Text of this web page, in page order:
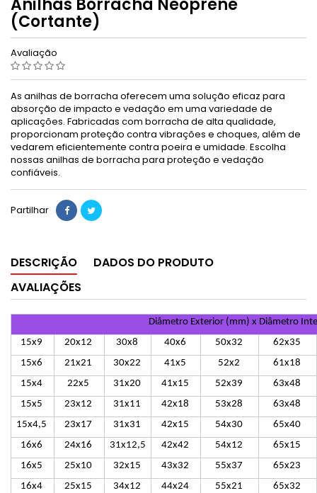
Anilhas Borracha Neoprene
(Cortante)
Avaliação
As anilhas de borracha oferecem uma solução eficaz para
absorção de impacto e vedação em uma variedade de
aplicações. Fabricadas com borracha de alta qualidade,
proporcionam proteção contra vibrações e choques, além de
vedarem eficientemente contra poeira e umidade. Escolha
nossas anilhas de borracha para proteção e vedação
confiáveis.
Partilhar
DESCRIÇÃO
DADOS DO PRODUTO
AVALIAÇÕES
Diâmetro Exterior (mm) x Diâmetro
15x9
20x12 30x8 40x6 50x32
62x35
15x6
21x21 30x22 41x5 52x2
61x18
15x4
22x5 31x20 41x15 52x39
63x48
15x5
23x12 31x11 42x18 53x28
63x48
15x4,5
23x17 31x31 42x15 54x30
65x40
16x6
24x16 31x12,5 42x42 54x12
65x15
16x5
25x10 32x15 43x32 55x37
65x23
16x4
25x15 34x12 44x24 55x21
65x32